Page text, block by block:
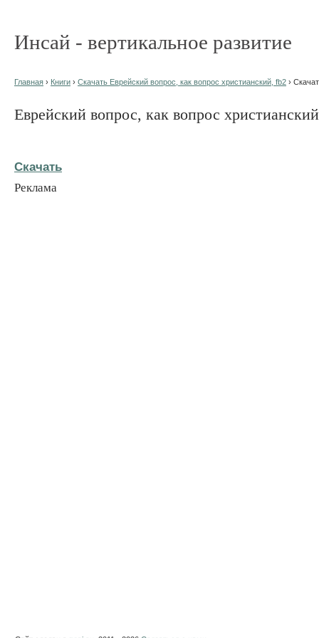
Инсай - вертикальное развитие
Главная › Книги › Скачать Еврейский вопрос, как вопрос христианский, fb2 ›
Еврейский вопрос, как вопрос христианский
Скачать
Реклама